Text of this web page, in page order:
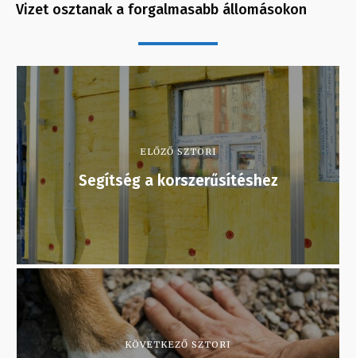
Vizet osztanak a forgalmasabb állomásokon
ELŐZŐ SZTORI
Segítség a korszerűsítéshez
KÖVETKEZŐ SZTORI